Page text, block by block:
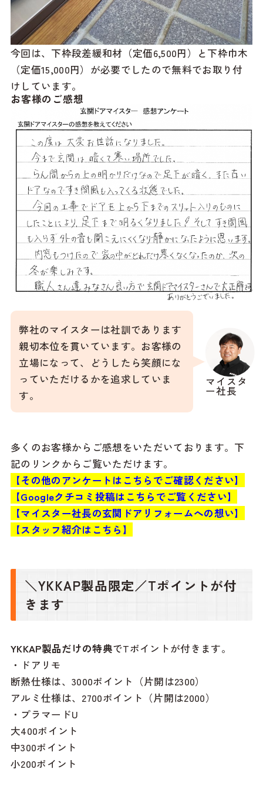
今回は、下枠段差緩和材（定価6,500円）と下枠巾木
（定価15,000円）が必要でしたので無料でお取り付
けしています。
お客様のご感想
マイスタ
ー社長
弊社のマイスターは社訓であります
親切本位を貫いています。お客様の
立場になって、どうしたら笑顔にな
っていただけるかを追求していま
す。
多くのお客様からご感想をいただいております。下
記のリンクからご覧いただけます。
【その他のアンケートはこちらでご確認ください】
【Googleクチコミ投稿はこちらでご覧ください】
【マイスター社長の玄関ドアリフォームへの想い】
【スタッフ紹介はこちら】
＼YKKAP製品限定／Tポイントが付
きます
YKKAP製品だけの特典でTポイントが付きます。
・ドアリモ
断熱仕様は、3000ポイント（片開は2300）
アルミ仕様は、2700ポイント（片開は2000）
・プラマードU
大400ポイント
中300ポイント
小200ポイント